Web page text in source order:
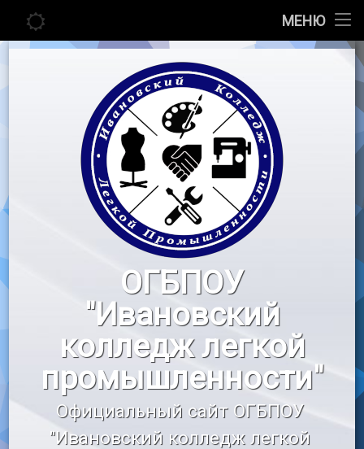
МЕНЮ
Главная
Педагогу
Воспитательная работа
«Профессионалы»
«Профессионалитет»
Образовательный кредит
Перейти
ОГБПОУ
"Ивановский
колледж легкой
промышленности"
Официальный сайт ОГБПОУ
"Ивановский колледж легкой